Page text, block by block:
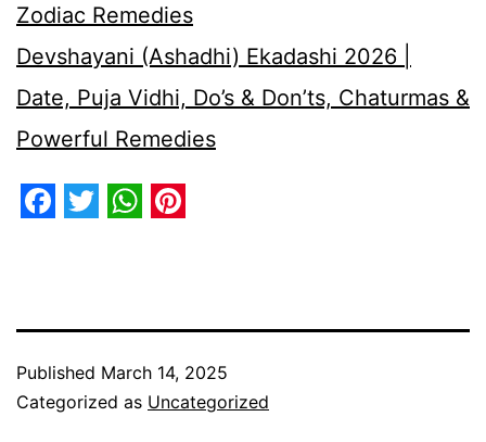
Zodiac Remedies
Devshayani (Ashadhi) Ekadashi 2026 |
Date, Puja Vidhi, Do’s & Don’ts, Chaturmas &
Powerful Remedies
Published March 14, 2025
Categorized as Uncategorized